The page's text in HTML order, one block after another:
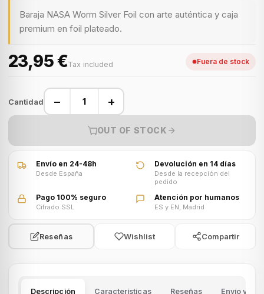
Baraja NASA Worm Silver Foil con arte auténtica y caja
premium en foil plateado.
23,95 €Tax included Fuera de stock
Cantidad − +
OUT OF STOCK
Envío en 24-48h
Desde España
Devolución en 14 días
Desde la recepción del
pedido
Pago 100% seguro
Cifrado SSL
Atención por humanos
ES y EN, Madrid
Reseñas Wishlist Compartir
Descripción Características Reseñas Envío y